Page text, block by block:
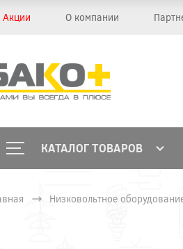
Акции О компании
КАТАЛОГ ТОВАРОВ
Низковольтное